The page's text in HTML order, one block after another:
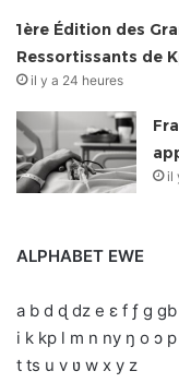
1ère Édition des
Ressortissants de
il y a 24 heures
il
ALPHABET EWE
a b d ɖ dz e ɛ f ƒ g
i k kp l m n ny ŋ o ɔ
t ts u v ʋ w x y z